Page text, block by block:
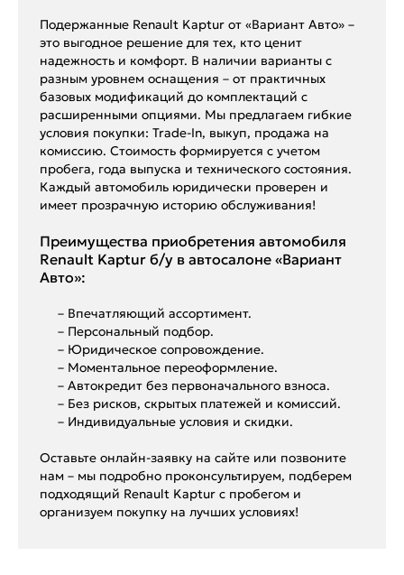
Подержанные Renault Kaptur от «Вариант Авто» –
это выгодное решение для тех, кто ценит
надежность и комфорт. В наличии варианты с
разным уровнем оснащения – от практичных
базовых модификаций до комплектаций с
расширенными опциями. Мы предлагаем гибкие
условия покупки: Trade-In, выкуп, продажа на
комиссию. Стоимость формируется с учетом
пробега, года выпуска и технического состояния.
Каждый автомобиль юридически проверен и
имеет прозрачную историю обслуживания!
Преимущества приобретения автомобиля
Renault Kaptur б/у в автосалоне «Вариант
Авто»:
– Впечатляющий ассортимент.
– Персональный подбор.
– Юридическое сопровождение.
– Моментальное переоформление.
– Автокредит без первоначального взноса.
– Без рисков, скрытых платежей и комиссий.
– Индивидуальные условия и скидки.
Оставьте онлайн-заявку на сайте или позвоните
нам – мы подробно проконсультируем, подберем
подходящий Renault Kaptur с пробегом и
организуем покупку на лучших условиях!